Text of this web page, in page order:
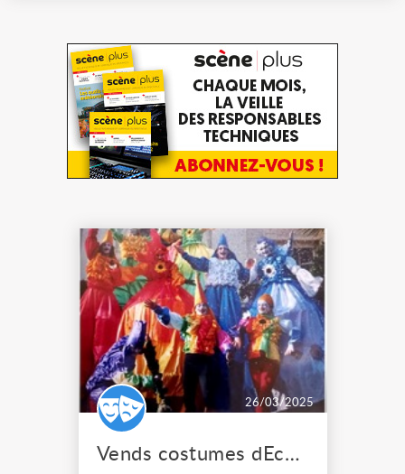
26/03/2025
Vends costumes dEchassiers hauteur échasses 1m